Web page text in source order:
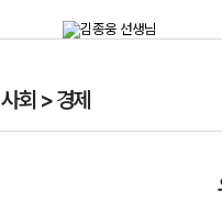
사회 > 경제